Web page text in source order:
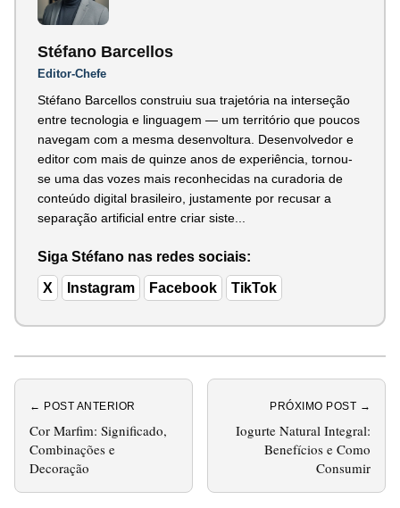
Stéfano Barcellos
Editor-Chefe
Stéfano Barcellos construiu sua trajetória na interseção
entre tecnologia e linguagem — um território que poucos
navegam com a mesma desenvoltura. Desenvolvedor e
editor com mais de quinze anos de experiência, tornou-
se uma das vozes mais reconhecidas na curadoria de
conteúdo digital brasileiro, justamente por recusar a
separação artificial entre criar siste...
Siga Stéfano nas redes sociais:
X Instagram Facebook TikTok
← POST ANTERIOR
Cor Marfim: Significado,
Combinações e
Decoração
PRÓXIMO POST →
Iogurte Natural Integral:
Benefícios e Como
Consumir